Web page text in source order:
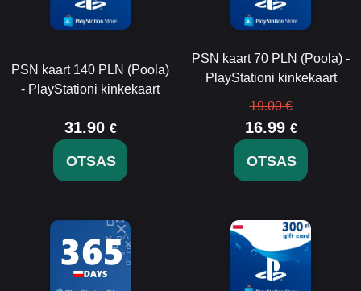
PSN kaart 140 PLN (Poola)
- PlayStationi kinkekaart
31.90 €
OTSAS
PSN kaart 70 PLN (Poola) -
PlayStationi kinkekaart
19.00 €
16.99 €
OTSAS